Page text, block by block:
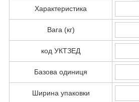
Характеристика
Вага (кг)
код УКТЗЕД
Базова одиниця
Ширина упаковки